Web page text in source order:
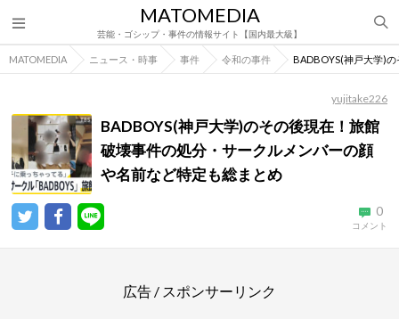
MATOMEDIA
芸能・ゴシップ・事件の情報サイト【国内最大級】
MATOMEDIA ニュース・時事 事件 令和の事件 BADBOYS(神戸大学)
yujitake226
BADBOYS(神戸大学)のその後現在！旅館
破壊事件の処分・サークルメンバーの顔
や名前など特定も総まとめ
0
コメント
広告 / スポンサーリンク